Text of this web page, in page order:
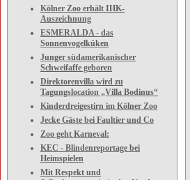
Kölner Zoo erhält IHK-
Auszeichnung
ESMERALDA - das
Sonnenvogelküken
Junger südamerikanischer
Schweifaffe geboren
Direktorenvilla wird zu
Tagungslocation „Villa Bodinus“
Kinderdreigestirn im Kölner Zoo
Jecke Gäste bei Faultier und Co
Zoo geht Karneval:
KEC - Blindenreportage bei
Heimspielen
Mit Respekt und